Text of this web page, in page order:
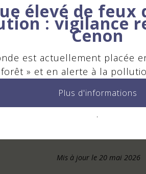
Contact -
Tél : 0557773177
Envoyer un
Mis à jour le 20 mai 2026
élevé de
: vigilance
Cenon
est actuellement placée
» et en alerte à la
Plus d'informations
.